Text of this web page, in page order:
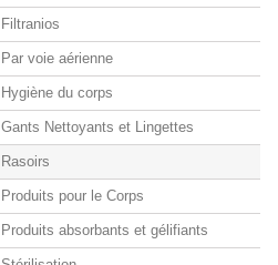
Filtranios
Par voie aérienne
Hygiène du corps
Gants Nettoyants et Lingettes
Rasoirs
Produits pour le Corps
Produits absorbants et gélifiants